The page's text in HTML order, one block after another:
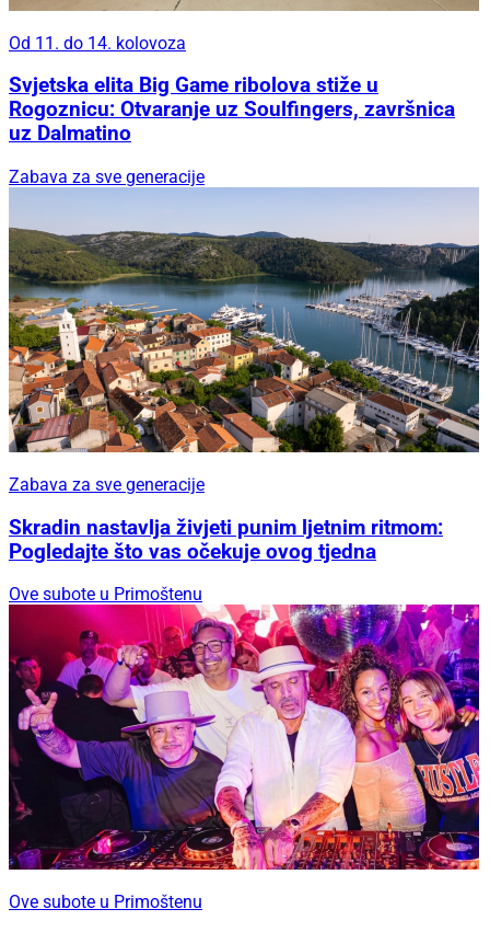
Od 11. do 14. kolovoza
Svjetska elita Big Game ribolova stiže u
Rogoznicu: Otvaranje uz Soulfingers, završnica
uz Dalmatino
Zabava za sve generacije
Zabava za sve generacije
Skradin nastavlja živjeti punim ljetnim ritmom:
Pogledajte što vas očekuje ovog tjedna
Ove subote u Primoštenu
Ove subote u Primoštenu